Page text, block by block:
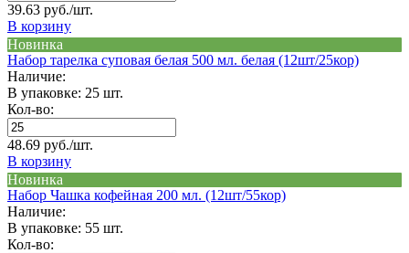
39.63 руб./шт.
В корзину
Новинка
Набор тарелка суповая белая 500 мл. белая (12шт/25кор)
Наличие:
В упаковке: 25 шт.
Кол-во:
48.69 руб./шт.
В корзину
Новинка
Набор Чашка кофейная 200 мл. (12шт/55кор)
Наличие:
В упаковке: 55 шт.
Кол-во: